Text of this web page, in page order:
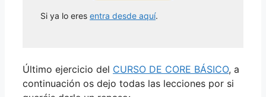
Si ya lo eres entra desde aquí.
Último ejercicio del CURSO DE CORE BÁSICO, a
continuación os dejo todas las lecciones por si